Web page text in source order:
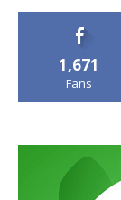
1,671
Fans